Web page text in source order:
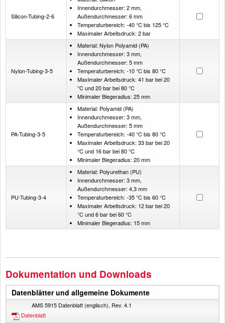
Silicon-Tubing-2-6
Innendurchmesser: 2 mm,
Außendurchmesser: 6 mm
Temperaturbereich: -40 °C bis 125 °C
Maximaler Arbeitsdruck: 2 bar
Nylon-Tubing-3-5
Material: Nylon Polyamid (PA)
Innendurchmesser: 3 mm,
Außendurchmesser: 5 mm
Temperaturbereich: -10 °C bis 80 °C
Maximaler Arbeitsdruck: 41 bar bei 20
°C und 20 bar bei 80 °C
Minimaler Biegeradius: 25 mm
PA-Tubing-3-5
Material: Polyamid (PA)
Innendurchmesser: 3 mm,
Außendurchmesser: 5 mm
Temperaturbereich: -40 °C bis 80 °C
Maximaler Arbeitsdruck: 33 bar bei 20
°C und 16 bar bei 80 °C
Minimaler Biegeradius: 20 mm
PU-Tubing-3-4
Material: Polyurethan (PU)
Innendurchmesser: 3 mm,
Außendurchmesser: 4,3 mm
Temperaturbereich: -35 °C bis 60 °C
Maximaler Arbeitsdruck: 12 bar bei 20
°C und 6 bar bei 60 °C
Minimaler Biegeradius: 15 mm
Dokumentation und Downloads
Datenblätter und allgemeine Dokumente
AMS 5915 Datenblatt (englisch), Rev. 4.1
Datenblatt